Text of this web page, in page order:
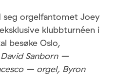
seg orgelfantomet Joey
klubbturnéen i
besøke Oslo,
David Sanborn –
– orgel, Byron